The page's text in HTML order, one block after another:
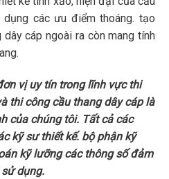
các ưu điểm thoáng. tạo
dây cáp ngoài ra còn mang tính
vị uy tín trong lĩnh vực thi
thi công cầu thang dây cáp là
của chúng tôi. Tất cả các
kỹ sư thiết kế. bộ phận kỹ
kỹ lưỡng các thông số đảm
dụng.